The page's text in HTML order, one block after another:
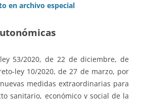
en archivo especial
53/2020, de 22 de diciembre, de
ley 10/2020, de 27 de marzo, por
medidas extraordinarias para
sanitario, económico y social de la